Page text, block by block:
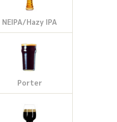
NEIPA/Hazy IPA
Porter